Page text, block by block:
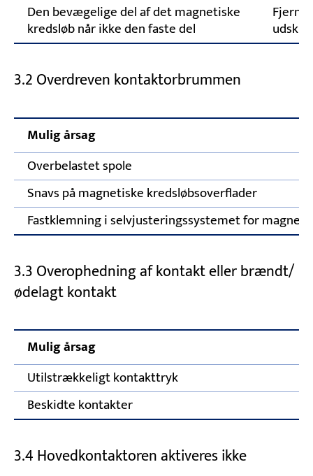
Den bevægelige del af det magnetiske
kredsløb når ikke den faste del
Fjern
3.2 Overdreven kontaktorbrummen
Mulig årsag
Overbelastet spole
Snavs på magnetiske kredsløbsoverflader
Fastklemning i selvjusteringssystemet for
3.3 Overophedning af kontakt eller brændt/
ødelagt kontakt
Mulig årsag
Utilstrækkeligt kontakttryk
Beskidte kontakter
3.4 Hovedkontaktoren aktiveres ikke